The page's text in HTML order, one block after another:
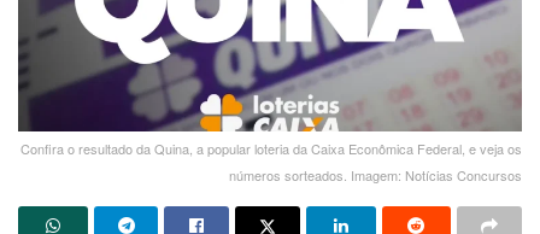
Confira o resultado da Quina, a popular loteria da Caixa Econômica Federal, e veja os
números sorteados. Imagem: Notícias Concursos